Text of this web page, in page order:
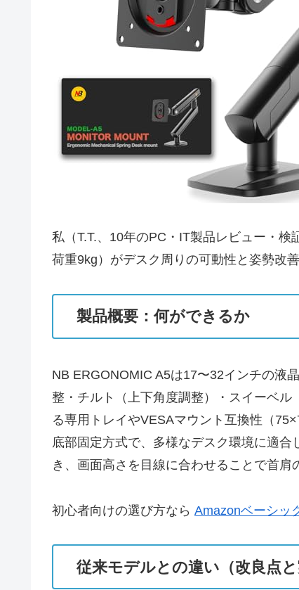
私（T.T.、10年のPC・IT製品レビュー・
荷重9kg）がデスク周りの可動性と姿勢改
製品概要：何ができるか
NB ERGONOMIC A5は17〜32インチの液
整・チルト（上下角度調整）・スイーベ
る専用トレイやVESAマウント互換性（
底部固定方式で、多様なデスク環境に適
き、画面高さを目線に合わせることで首肩
初心者向けの選び方なら Amazonベーシッ
従来モデルとの違い（改良点と